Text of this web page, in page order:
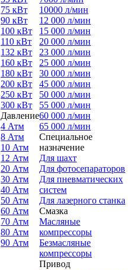
75 кВт
90 кВт
100 кВт
110 кВт
132 кВт
160 кВт
180 кВт
200 кВт
250 кВт
300 кВт
Давление
4 Атм
8 Атм
10 Атм
12 Атм
20 Атм
30 Атм
40 Атм
50 Атм
60 Атм
70 Атм
80 Атм
90 Атм
10000 л/мин
12 000 л/мин
15 000 л/мин
20 000 л/мин
23 000 л/мин
25 000 л/мин
30 000 л/мин
45 000 л/мин
50 000 л/мин
55 000 л/мин
60 000 л/мин
65 000 л/мин
Специальное
назначение
Для шахт
Для фотосепараторов
Для пневматических
систем
Для лазерного станка
Смазка
Масляные
компрессоры
Безмасляные
компрессоры
Привод